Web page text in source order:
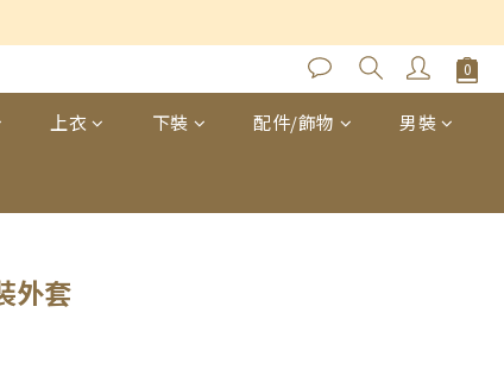
上衣 下裝 配件/飾物 男裝
外套
立即購買